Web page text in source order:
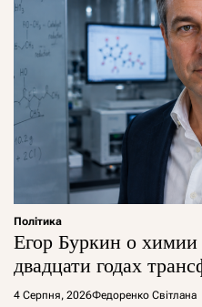
Політика
Егор Буркин о химии
двадцати годах
4 Серпня, 2026Федоренко Світлана